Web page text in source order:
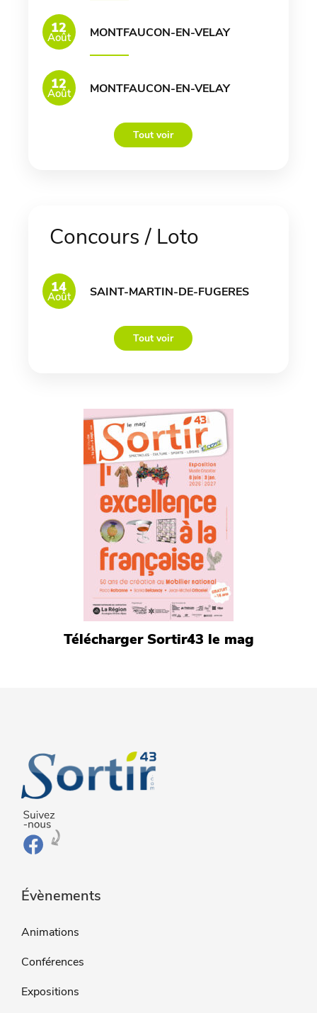
12
Août MONTFAUCON-EN-VELAY
12
Août MONTFAUCON-EN-VELAY
Tout voir
Concours / Loto
14
Août SAINT-MARTIN-DE-FUGERES
Tout voir
Télécharger Sortir43 le mag
Évènements
Animations
Conférences
Expositions